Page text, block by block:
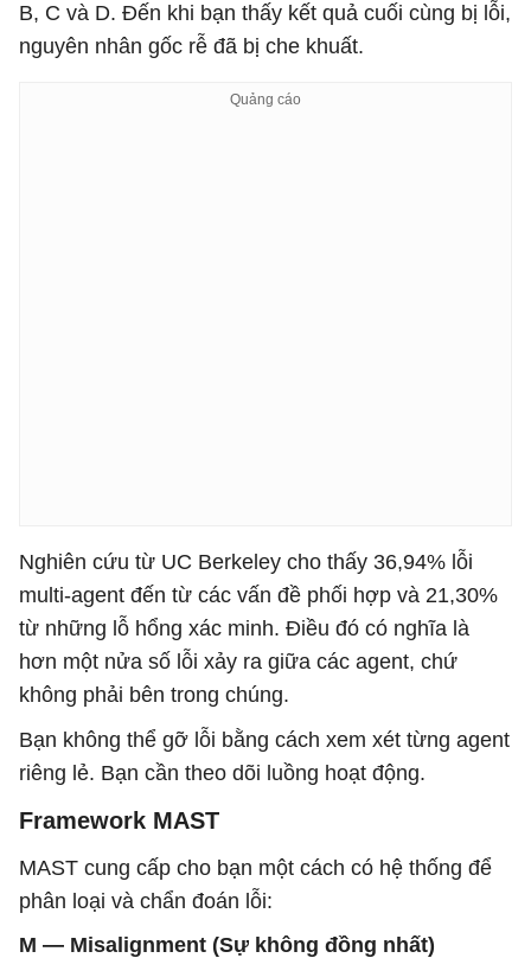
B, C và D. Đến khi bạn thấy kết quả cuối cùng bị lỗi,
nguyên nhân gốc rễ đã bị che khuất.
Nghiên cứu từ UC Berkeley cho thấy 36,94% lỗi
multi-agent đến từ các vấn đề phối hợp và 21,30%
từ những lỗ hổng xác minh. Điều đó có nghĩa là
hơn một nửa số lỗi xảy ra giữa các agent, chứ
không phải bên trong chúng.
Bạn không thể gỡ lỗi bằng cách xem xét từng agent
riêng lẻ. Bạn cần theo dõi luồng hoạt động.
Framework MAST
MAST cung cấp cho bạn một cách có hệ thống để
phân loại và chẩn đoán lỗi:
M — Misalignment (Sự không đồng nhất)